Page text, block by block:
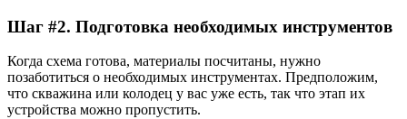
Шаг #2. Подготовка необходимых инструментов
Когда схема готова, материалы посчитаны, нужно
позаботиться о необходимых инструментах. Предположим,
что скважина или колодец у вас уже есть, так что этап их
устройства можно пропустить.